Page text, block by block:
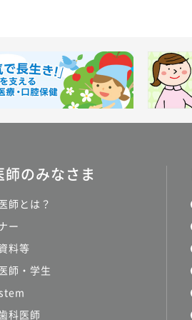
師のみなさま
師とは？
ー
料等
師・学生
科医師